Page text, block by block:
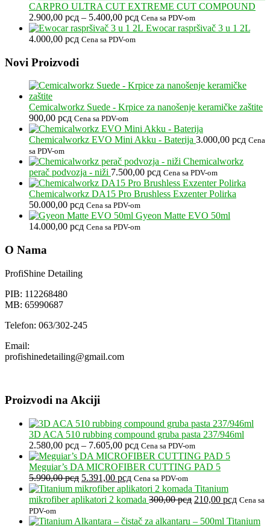
CARPRO ULTRA CUT EXTREME CUT COMPOUND
2.900,00 рсд – 5.400,00 рсдRaspon
cena:
Cena sa PDV-om
Ewocar raspršivač 3 u 1 2L
4.000,00 рсд Cena sa PDV-om
Footer
Novi Proizvodi
Cemicalworkz Suede - Krpice za nanošenje keramičke zaštite
900,00 рсд Cena sa PDV-om
Chemicalworkz EVO Mini Akku - Baterija 3.000,00 рсд Cena
sa PDV-om
Chemicalworkz
perač podvozja - niži 7.500,00 рсд Cena sa PDV-om
Chemicalworkz DA15 Pro Brushless Exzenter Polirka
50.000,00 рсд Cena sa PDV-om
Gyeon Matte EVO 50ml
14.000,00 рсд Cena sa PDV-om
O Nama
ProfiShine Detailing
PIB: 112268480
MB: 65990687
Telefon: 063/302-245
Email:
profishinedetailing@gmail.com
Proizvodi na Akciji
3D ACA 510 rubbing compound gruba pasta 237/946ml
2.580,00 рсд – 7.605,00 рсдRaspon
cena:
od
2.580,00 рсд
do
7.605,00 рсд
Cena sa PDV-om
Meguiar’s DA MICROFIBER CUTTING PAD 5
5.990,00рсд Originalna
cena
je
5.990,00 рсд.
5.391,00 рсдTrenutna
cena
je:
Cena sa PDV-om
Titanium
mikrofiber aplikatori 2 komada 300,00рсд Originalna
je
210,00 рсдTrenutna
je:
Cena sa
PDV-om
Titanium